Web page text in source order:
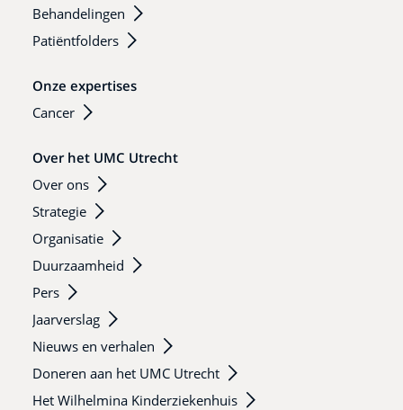
Behandelingen
Patiëntfolders
Onze expertises
Cancer
Over het UMC Utrecht
Over ons
Strategie
Organisatie
Duurzaamheid
Pers
Jaarverslag
Nieuws en verhalen
Doneren aan het UMC Utrecht
Het Wilhelmina Kinderziekenhuis